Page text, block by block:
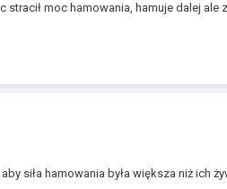
moc hamowania, hamuje dalej
siła hamowania była większa niż ich